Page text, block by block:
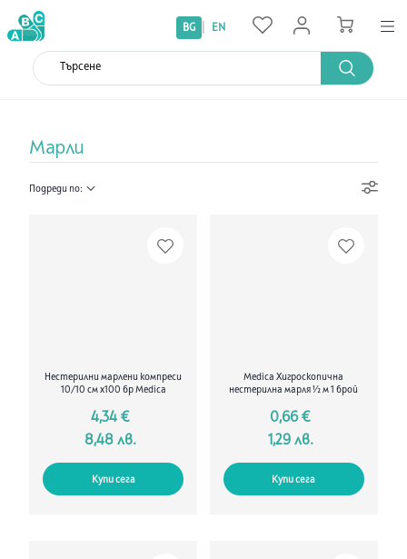
BG EN
Марли
Подреди по:
Нестерилни марлени компреси
10/10 см х100 бр Medica
4,34 €
8,48 лв.
Купи сега
Medica Хигроскопична
нестерилна марля ½ м 1 брой
0,66 €
1,29 лв.
Купи сега